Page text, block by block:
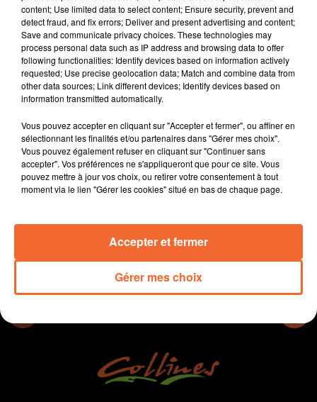
L'info près de chez vous
Présenté par Fabien Gazeau
- Un début de salon de l'Agriculture perturbé
- Des communes (Chiché et Clessé notamment)
testent un dispositif pour consulter un médecin à
- Les ateliers du Bocage clôturent actuellement
l'opération smartphones suspendus.
- L'actualité sportive...
content; Use limited data to select content; Ensure security, prevent and
detect fraud, and fix errors; Deliver and present advertising and content;
Save and communicate privacy choices. These technologies may
process personal data such as IP address and browsing data to offer
following functionalities: Identify devices based on information actively
requested; Use precise geolocation data; Match and combine data from
other data sources; Link different devices; Identify devices based on
information transmitted automatically.
Vous pouvez accepter en cliquant sur "Accepter et fermer", ou affiner en
sélectionnant les finalités et/ou partenaires dans "Gérer mes choix".
Vous pouvez également refuser en cliquant sur "Continuer sans
accepter". Vos préférences ne s'appliqueront que pour ce site. Vous
pouvez mettre à jour vos choix, ou retirer votre consentement à tout
moment via le lien "Gérer les cookies" situé en bas de chaque page.
Gérer mes choix
Accepter et fermer